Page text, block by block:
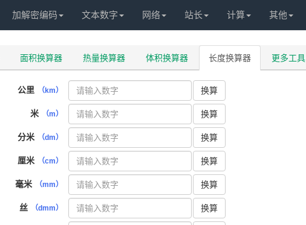
加解密编码 文本数字 网络 站长 计算 其他
面积换算器 热量换算器 体积换算器 长度换算器 更多工具
公里 （km） 换算
米 （m） 换算
分米 （dm） 换算
厘米 （cm） 换算
毫米 （mm） 换算
丝 （dmm） 换算